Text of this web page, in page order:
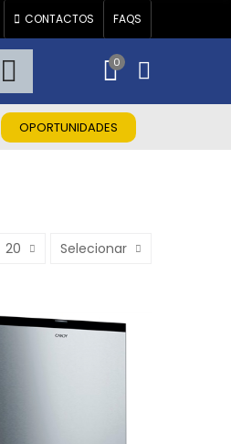
CONTACTOS FAQS
0
OPORTUNIDADES
20 Selecionar